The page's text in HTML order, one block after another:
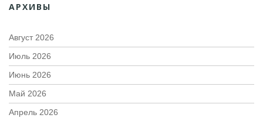
АРХИВЫ
Август 2026
Июль 2026
Июнь 2026
Май 2026
Апрель 2026